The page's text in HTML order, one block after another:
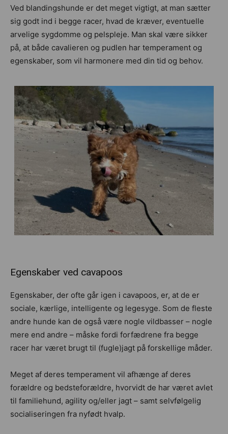
Ved blandingshunde er det meget vigtigt, at man sætter
sig godt ind i begge racer, hvad de kræver, eventuelle
arvelige sygdomme og pelspleje. Man skal være sikker
på, at både cavalieren og pudlen har temperament og
egenskaber, som vil harmonere med din tid og behov.
Egenskaber ved cavapoos
Egenskaber, der ofte går igen i cavapoos, er, at de er
sociale, kærlige, intelligente og legesyge. Som de fleste
andre hunde kan de også være nogle vildbasser – nogle
mere end andre – måske fordi forfædrene fra begge
racer har været brugt til (fugle)jagt på forskellige måder.
Meget af deres temperament vil afhænge af deres
forældre og bedsteforældre, hvorvidt de har været avlet
til familiehund, agility og/eller jagt – samt selvfølgelig
socialiseringen fra nyfødt hvalp.